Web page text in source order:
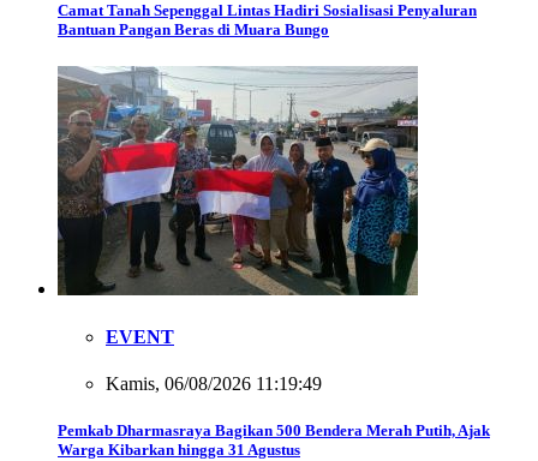
Camat Tanah Sepenggal Lintas Hadiri Sosialisasi Penyaluran
Bantuan Pangan Beras di Muara Bungo
EVENT
Kamis, 06/08/2026 11:19:49
Pemkab Dharmasraya Bagikan 500 Bendera Merah Putih, Ajak
Warga Kibarkan hingga 31 Agustus